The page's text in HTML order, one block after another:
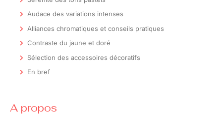
Audace des variations intenses
Alliances chromatiques et conseils pratiques
Contraste du jaune et doré
Sélection des accessoires décoratifs
En bref
A propos